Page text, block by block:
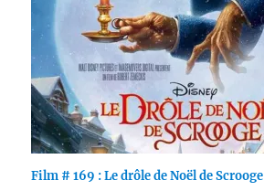
Film # 169 : Le drôle de Noël de Scrooge